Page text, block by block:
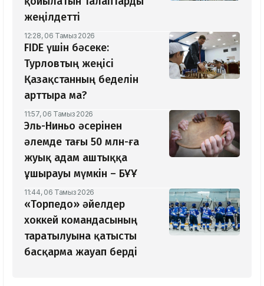
жеңілдетті
12:28, 06 Тамыз 2026
​FIDE үшін бәсеке:
Турловтың жеңісі
Қазақстанның беделін
арттыра ма?
11:57, 06 Тамыз 2026
Эль-Ниньо әсерінен
әлемде тағы 50 млн-ға
жуық адам аштыққа
ұшырауы мүмкін – БҰҰ
11:44, 06 Тамыз 2026
«Торпедо» әйелдер
хоккей командасының
таратылуына қатысты
басқарма жауап берді